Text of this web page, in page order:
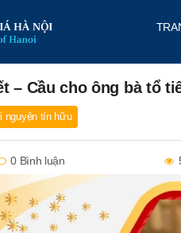
– Cầu cho ông bà tổ
nguyện tín hữu
0 Bình luận